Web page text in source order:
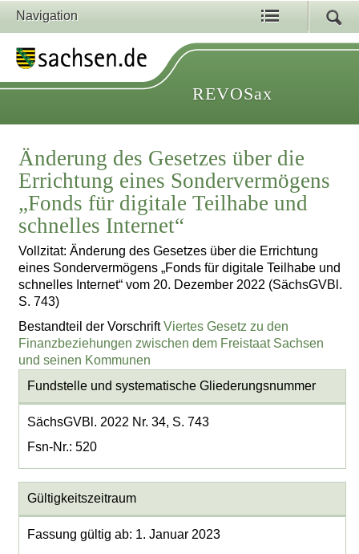
Navigation
REVOSax
Änderung des Gesetzes über die
Errichtung eines Sondervermögens
„Fonds für digitale Teilhabe und
schnelles Internet“
Vollzitat: Änderung des Gesetzes über die Errichtung
eines Sondervermögens „Fonds für digitale Teilhabe und
schnelles Internet“ vom 20. Dezember 2022 (SächsGVBl.
S. 743)
Bestandteil der VorschriftViertes Gesetz zu den
Finanzbeziehungen zwischen dem Freistaat Sachsen
und seinen Kommunen
Fundstelle und systematische Gliederungsnummer
SächsGVBl. 2022 Nr. 34, S. 743
Fsn-Nr.: 520
Gültigkeitszeitraum
Fassung gültig ab: 1. Januar 2023